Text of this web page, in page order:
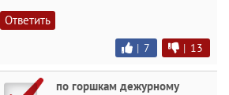
Ответить
| 7 | 13
по горшкам дежурному